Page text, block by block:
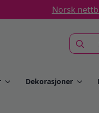
Norsk
Search
for:
Dekorasjoner